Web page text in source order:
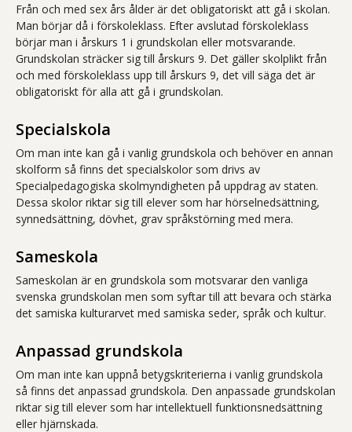
Från och med sex års ålder är det obligatoriskt att gå i skolan.
Man börjar då i förskoleklass. Efter avslutad förskoleklass
börjar man i årskurs 1 i grundskolan eller motsvarande.
Grundskolan sträcker sig till årskurs 9. Det gäller skolplikt från
och med förskoleklass upp till årskurs 9, det vill säga det är
obligatoriskt för alla att gå i grundskolan.
Specialskola
Om man inte kan gå i vanlig grundskola och behöver en annan
skolform så finns det specialskolor som drivs av
Specialpedagogiska skolmyndigheten på uppdrag av staten.
Dessa skolor riktar sig till elever som har hörselnedsättning,
synnedsättning, dövhet, grav språkstörning med mera.
Sameskola
Sameskolan är en grundskola som motsvarar den vanliga
svenska grundskolan men som syftar till att bevara och stärka
det samiska kulturarvet med samiska seder, språk och kultur.
Anpassad grundskola
Om man inte kan uppnå betygskriterierna i vanlig grundskola
så finns det anpassad grundskola. Den anpassade grundskolan
riktar sig till elever som har intellektuell funktionsnedsättning
eller hjärnskada.